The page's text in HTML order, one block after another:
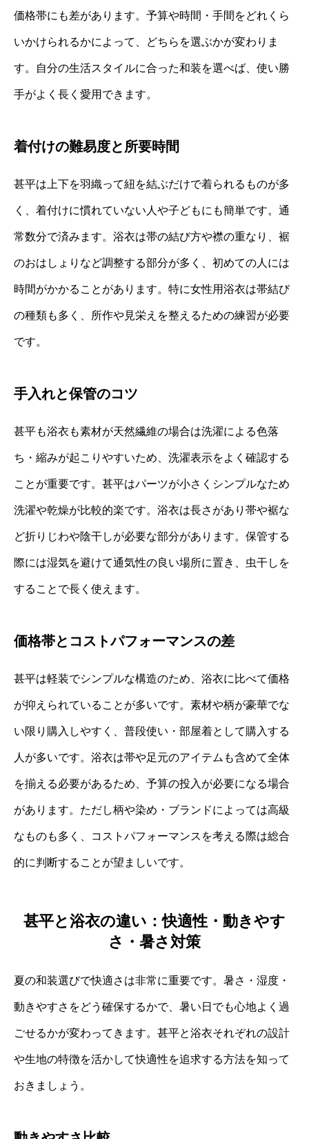
価格帯にも差があります。予算や時間・手間をどれくら
いかけられるかによって、どちらを選ぶかが変わりま
す。自分の生活スタイルに合った和装を選べば、使い勝
手がよく長く愛用できます。
着付けの難易度と所要時間
甚平は上下を羽織って紐を結ぶだけで着られるものが多
く、着付けに慣れていない人や子どもにも簡単です。通
常数分で済みます。浴衣は帯の結び方や襟の重なり、裾
のおはしょりなど調整する部分が多く、初めての人には
時間がかかることがあります。特に女性用浴衣は帯結び
の種類も多く、所作や見栄えを整えるための練習が必要
です。
手入れと保管のコツ
甚平も浴衣も素材が天然繊維の場合は洗濯による色落
ち・縮みが起こりやすいため、洗濯表示をよく確認する
ことが重要です。甚平はパーツが小さくシンプルなため
洗濯や乾燥が比較的楽です。浴衣は長さがあり帯や裾な
ど折りじわや陰干しが必要な部分があります。保管する
際には湿気を避けて通気性の良い場所に置き、虫干しを
することで長く使えます。
価格帯とコストパフォーマンスの差
甚平は軽装でシンプルな構造のため、浴衣に比べて価格
が抑えられていることが多いです。素材や柄が豪華でな
い限り購入しやすく、普段使い・部屋着として購入する
人が多いです。浴衣は帯や足元のアイテムも含めて全体
を揃える必要があるため、予算の投入が必要になる場合
があります。ただし柄や染め・ブランドによっては高級
なものも多く、コストパフォーマンスを考える際は総合
的に判断することが望ましいです。
甚平と浴衣の違い：快適性・動きやす
さ・暑さ対策
夏の和装選びで快適さは非常に重要です。暑さ・湿度・
動きやすさをどう確保するかで、暑い日でも心地よく過
ごせるかが変わってきます。甚平と浴衣それぞれの設計
や生地の特徴を活かして快適性を追求する方法を知って
おきましょう。